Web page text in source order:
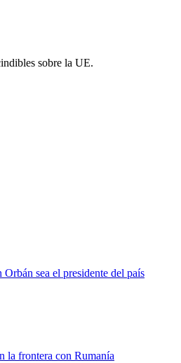
sobre la UE.
sea el presidente del país
la frontera con Rumanía